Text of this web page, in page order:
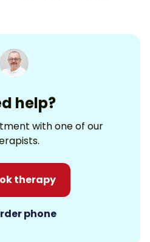
help?
with one of our
therapy
phone